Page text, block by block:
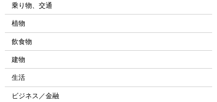
乗り物、交通
植物
飲食物
建物
生活
ビジネス／金融